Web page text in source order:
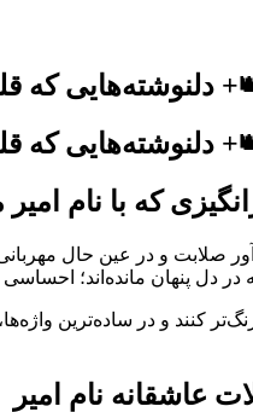
دلنوشته‌هایی که
دلنوشته‌هایی که
که با نام
صلابت و در عین حال
دل پنهان مانده‌اند؛
کنند و در ساده‌ترین
عاشقانه نام امیر